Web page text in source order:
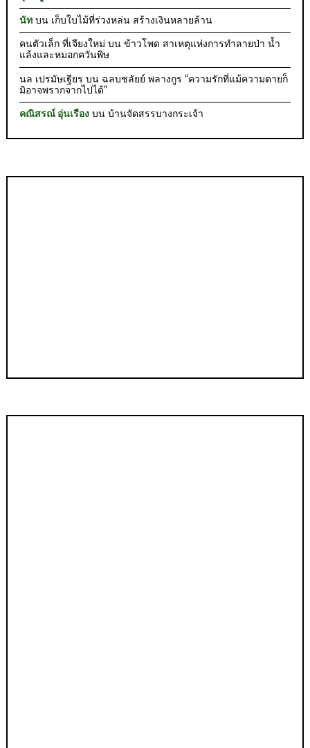
นัท บน เก็บใบไม้ที่ร่วงหล่น สร้างเงินหลายล้าน
คนตัวเล็ก ที่เจียงใหม่ บนข้าวโพด สาเหตุแห่งการทำลายป่า น้ำ
แล้งและหมอกควันพิษ
นล เปรมัษเฐียร บน ฉลบชลัยย์ พลางกูร “ความรักที่แม้ความตายก็
มิอาจพรากจากไปได้”
คณิสรณ์ อุ่นเรือง บนบ้านจัดสรรบางกระเจ้า